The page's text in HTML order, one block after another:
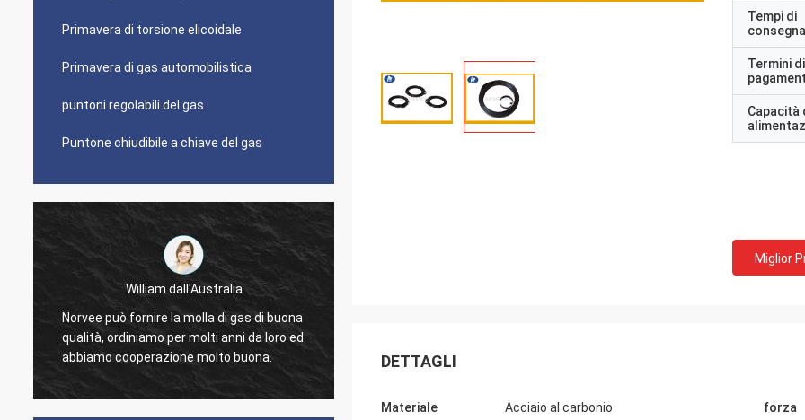
Primavera di torsione elicoidale
Primavera di gas automobilistica
puntoni regolabili del gas
Puntone chiudibile a chiave del gas
William dall'Australia
Norvee può fornire la molla di gas di buona
qualità, ordiniamo per molti anni da loro ed
abbiamo cooperazione molto buona.
continuamente fino ad ora.
David Smith
Tempi di
consegna
Termini di
Capacità
Miglior
DETTAGLI
Materiale Acciaio al carbonio forza